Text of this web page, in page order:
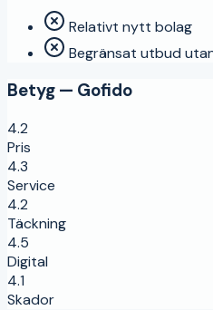
Relativt nytt bolag
Begränsat utbud
Betyg — Gofido
4.2
Pris
4.3
Service
4.2
Täckning
4.5
Digital
4.1
Skador